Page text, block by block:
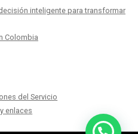
inteligente para transformar
Colombia
del Servicio
enlaces